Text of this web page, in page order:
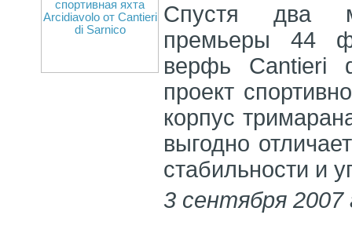
Спустя два
премьеры 44
верфь Cantieri
проект
корпус
выгодно
стабильности и
3 сентября 2007